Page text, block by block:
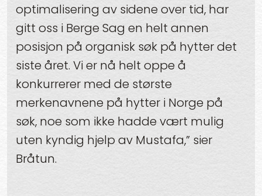
optimalisering av sidene over tid, har
gitt oss i Berge Sag en helt annen
posisjon på organisk søk på hytter det
siste året. Vi er nå helt oppe å
konkurrerer med de største
merkenavnene på hytter i Norge på
søk, noe som ikke hadde vært mulig
uten kyndig hjelp av Mustafa,” sier
Bråtun.